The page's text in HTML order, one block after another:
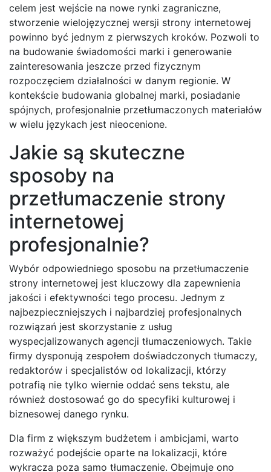
celem jest wejście na nowe rynki zagraniczne,
stworzenie wielojęzycznej wersji strony internetowej
powinno być jednym z pierwszych kroków. Pozwoli to
na budowanie świadomości marki i generowanie
zainteresowania jeszcze przed fizycznym
rozpoczęciem działalności w danym regionie. W
kontekście budowania globalnej marki, posiadanie
spójnych, profesjonalnie przetłumaczonych materiałów
w wielu językach jest nieocenione.
Jakie są skuteczne
sposoby na
przetłumaczenie strony
internetowej
profesjonalnie?
Wybór odpowiedniego sposobu na przetłumaczenie
strony internetowej jest kluczowy dla zapewnienia
jakości i efektywności tego procesu. Jednym z
najbezpieczniejszych i najbardziej profesjonalnych
rozwiązań jest skorzystanie z usług
wyspecjalizowanych agencji tłumaczeniowych. Takie
firmy dysponują zespołem doświadczonych tłumaczy,
redaktorów i specjalistów od lokalizacji, którzy
potrafią nie tylko wiernie oddać sens tekstu, ale
również dostosować go do specyfiki kulturowej i
biznesowej danego rynku.
Dla firm z większym budżetem i ambicjami, warto
rozważyć podejście oparte na lokalizacji, które
wykracza poza samo tłumaczenie. Obejmuje ono